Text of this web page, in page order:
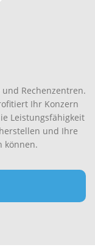
Rechenzentren.
Ihr Konzern
Leistungsfähigkeit
und Ihre
können.